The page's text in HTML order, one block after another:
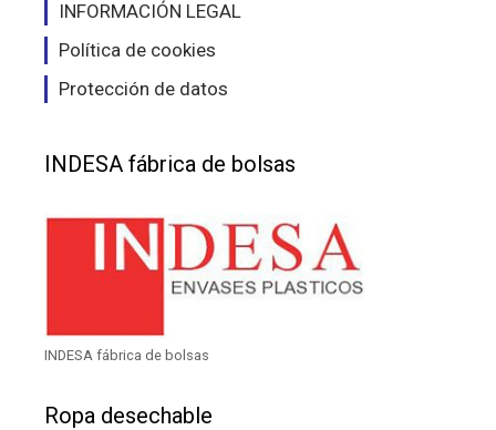
INFORMACIÓN LEGAL
Política de cookies
Protección de datos
INDESA fábrica de bolsas
INDESA fábrica de bolsas
Ropa desechable